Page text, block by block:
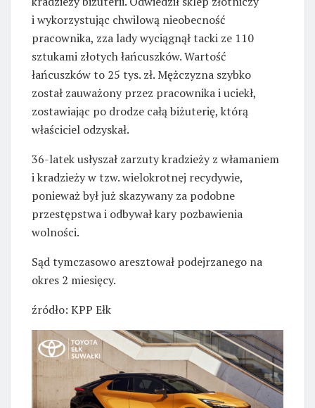
i wykorzystując chwilową nieobecność
pracownika, zza lady wyciągnął tacki ze 110
sztukami złotych łańcuszków. Wartość
łańcuszków to 25 tys. zł. Mężczyzna szybko
został zauważony przez pracownika i uciekł,
zostawiając po drodze całą biżuterię, którą
właściciel odzyskał.
36-latek usłyszał zarzuty kradzieży z włamaniem
i kradzieży w tzw. wielokrotnej recydywie,
ponieważ był już skazywany za podobne
przestępstwa i odbywał kary pozbawienia
wolności.
Sąd tymczasowo aresztował podejrzanego na
okres 2 miesięcy.
źródło: KPP Ełk